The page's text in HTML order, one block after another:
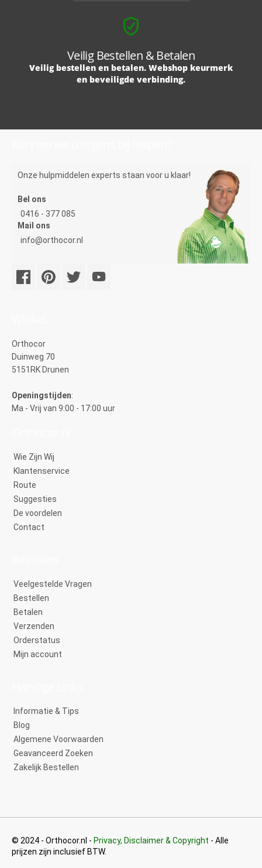
Veilig Bestellen & Betalen
Veilig bestellen en betalen. Webshop keurmerk
en beveiligde verbinding.
Onze hulpmiddelen experts staan voor u klaar!
Bel ons
0416 - 377 085
Mail ons
info@orthocor.nl
Orthocor
Duinweg 70
5151RK Drunen
Openingstijden:
Ma - Vrij van 9:00 - 17:00 uur
Wie Zijn Wij
Klantenservice
Route
Suggesties
De voordelen
Contact
Veelgestelde Vragen
Bestellen
Betalen
Verzenden
Orderstatus
Mijn account
Informatie & Tips
Blog
Algemene Voorwaarden
Geavanceerd Zoeken
Zakelijk Bestellen
© 2024 - Orthocor.nl - Privacy, Disclaimer & Copyright - Alle
prijzen zijn inclusief BTW.